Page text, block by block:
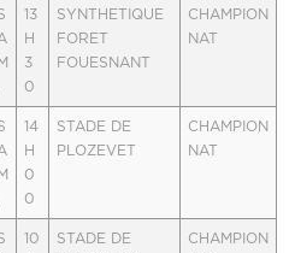
M
13
H
3
0
SYNTHETIQUE
FORET
FOUESNANT
CHAMPION
NAT
M
14
H
0
0
STADE DE
PLOZEVET
CHAMPION
NAT
10
STADE DE
CHAMPION